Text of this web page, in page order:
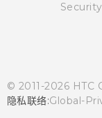
© 2011-2026 HTC
隐私联络:Global-